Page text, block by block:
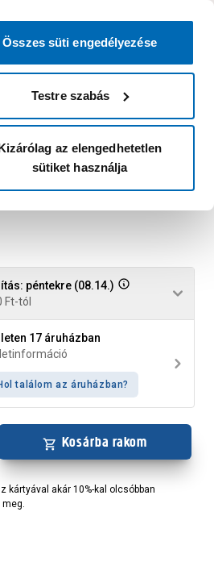
Összes süti engedélyezése
Testre szabás
az elengedhetetlen
sütiket használja
Belépés Listáim
Áruházak és szolgáltatások
péntekre (08.14.)
Ft-tól
17 áruházban
találom az áruházban?
Kosárba rakom
kártyával akár 10%-kal olcsóbban